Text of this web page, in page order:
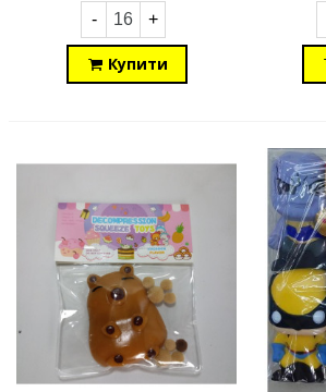
- +
Купити